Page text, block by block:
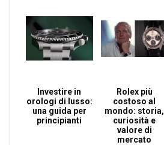
Investire in
orologi di lusso:
una guida per
principianti
Rolex più
costoso al
mondo: storia,
curiosità e
valore di
mercato